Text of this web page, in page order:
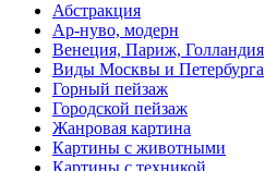
Абстракция
Ар-нуво, модерн
Венеция, Париж, Голландия
Виды Москвы и Петербурга
Горный пейзаж
Городской пейзаж
Жанровая картина
Картины с животными
Картины с техникой